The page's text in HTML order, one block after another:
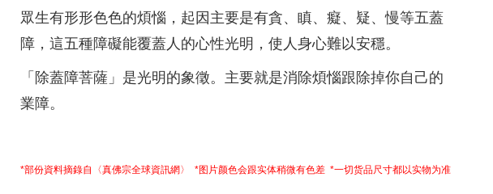
眾生有形形色色的煩惱，起因主要是有貪、瞋、癡、疑、慢等五蓋
障，這五種障礙能覆蓋人的心性光明，使人身心難以安穩。
「除蓋障菩薩」是光明的象徵。主要就是消除煩惱跟除掉你自己的
業障。
*部份資料摘錄自〈真佛宗全球資訊網〉 *图片颜色会跟实体稍微有色差 *一切货品尺寸都以实物为准